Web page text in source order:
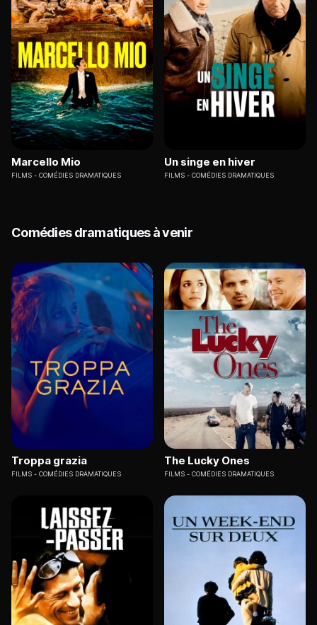
Marcello Mio
FILMS COMÉDIES DRAMATIQUES
Un singe en hiver
FILMS COMÉDIES DRAMATIQUES
Comédies dramatiques à venir
Troppa grazia
FILMS COMÉDIES DRAMATIQUES
The Lucky Ones
FILMS COMÉDIES DRAMATIQUES